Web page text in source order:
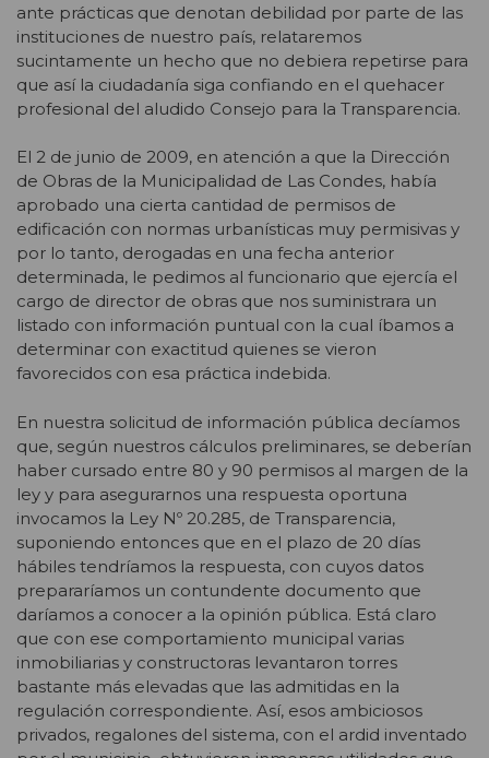
ante prácticas que denotan debilidad por parte de las
instituciones de nuestro país, relataremos
sucintamente un hecho que no debiera repetirse para
que así la ciudadanía siga confiando en el quehacer
profesional del aludido Consejo para la Transparencia.
El 2 de junio de 2009, en atención a que la Dirección
de Obras de la Municipalidad de Las Condes, había
aprobado una cierta cantidad de permisos de
edificación con normas urbanísticas muy permisivas y
por lo tanto, derogadas en una fecha anterior
determinada, le pedimos al funcionario que ejercía el
cargo de director de obras que nos suministrara un
listado con información puntual con la cual íbamos a
determinar con exactitud quienes se vieron
favorecidos con esa práctica indebida.
En nuestra solicitud de información pública decíamos
que, según nuestros cálculos preliminares, se deberían
haber cursado entre 80 y 90 permisos al margen de la
ley y para asegurarnos una respuesta oportuna
invocamos la Ley Nº 20.285, de Transparencia,
suponiendo entonces que en el plazo de 20 días
hábiles tendríamos la respuesta, con cuyos datos
prepararíamos un contundente documento que
daríamos a conocer a la opinión pública. Está claro
que con ese comportamiento municipal varias
inmobiliarias y constructoras levantaron torres
bastante más elevadas que las admitidas en la
regulación correspondiente. Así, esos ambiciosos
privados, regalones del sistema, con el ardid inventado